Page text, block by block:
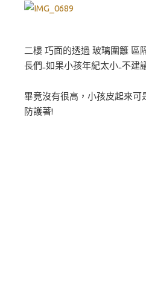
二樓 巧面的透過 玻璃圍籬
長們..如果小孩年紀太小..不建
畢竟沒有很高，小孩皮起來可
防護著!